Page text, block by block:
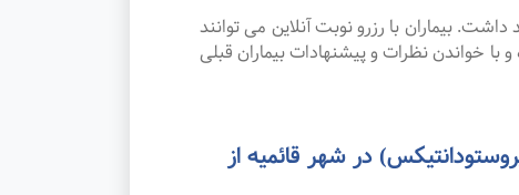
بیماران با رزرو نوبت آنلاین می توانند
خواندن نظرات و پیشنهادات بیماران قبلی
در شهر قائمیه از